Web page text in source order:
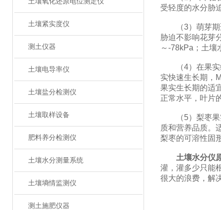
土壤紧实度仪
测土仪器
土壤电导率仪
土壤盐分检测仪
土壤取样设备
肥料养分检测仪
土壤水分测量系统
土壤墒情监测仪
测土施肥仪器
受轻度的水分胁
（3）萌芽期适
胁迫不影响花芽
～-78kPa；土壤
（4）在果实缓
实快速生长期，
果实生长期的适
正常水平，叶片
（5）梨枣果实
质和营养品质。
梨枣的可溶性固
土壤水分仪
灌，灌多少只能
很大的浪费，解